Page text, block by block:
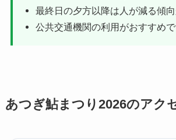
最終日の夕方以降は人が減る傾
公共交通機関の利用がおすすめ
あつぎ鮎まつり2026のアク